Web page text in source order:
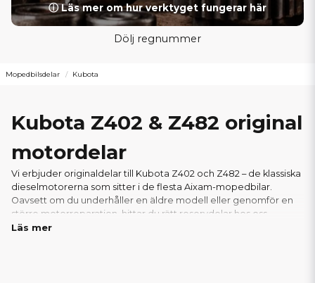
ⓘ Läs mer om hur verktyget fungerar här
Dölj regnummer
Mopedbilsdelar Kubota
Kubota Z402 & Z482 original
motordelar
Vi erbjuder originaldelar till Kubota Z402 och Z482 – de klassiska
dieselmotorerna som sitter i de flesta Aixam-mopedbilar.
Oavsett om du underhåller en äldre modell eller genomför en
större motorreparation, hittar du rätt reservdelar hos oss.
Läs mer